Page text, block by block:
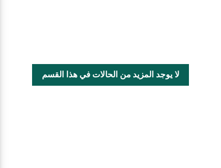
لا يوجد المزيد من الحالات في هذا القسم